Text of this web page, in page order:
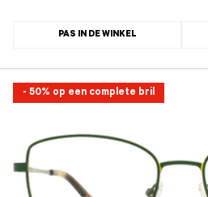
PAS IN DE WINKEL
- 50% op een complete bril